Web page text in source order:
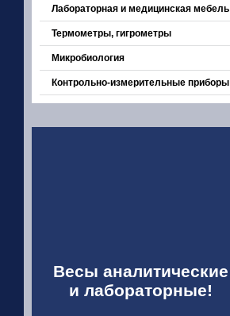
Лабораторная и медицинская мебель
Термометры, гигрометры
Микробиология
Контрольно-измерительные приборы
Весы аналитические
и лабораторные!